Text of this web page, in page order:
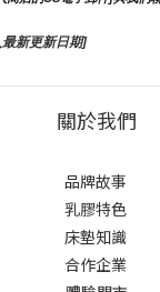
新更新日期]
關於我們
品牌故事
乳膠特色
床墊知識
合作企業